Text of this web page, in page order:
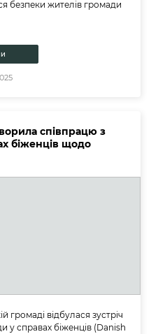
безпеки жителів громади
співпрацю з
біженців щодо
громаді відбулася зустріч
у справах біженців (Danish